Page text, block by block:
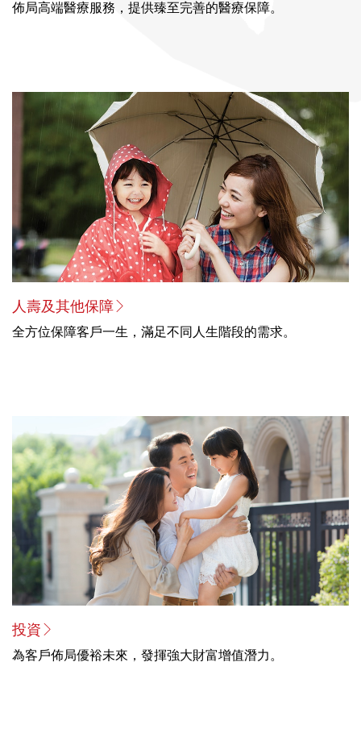
佈局高端醫療服務，提供臻至完善的醫療保障。
人壽及其他保障
全方位保障客戶一生，滿足不同人生階段的需求。
投資
為客戶佈局優裕未來，發揮強大財富增值潛力。